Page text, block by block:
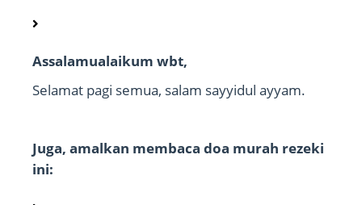
Assalamualaikum wbt,
Selamat pagi semua, salam sayyidul ayyam.
Juga, amalkan membaca doa murah rezeki
ini: